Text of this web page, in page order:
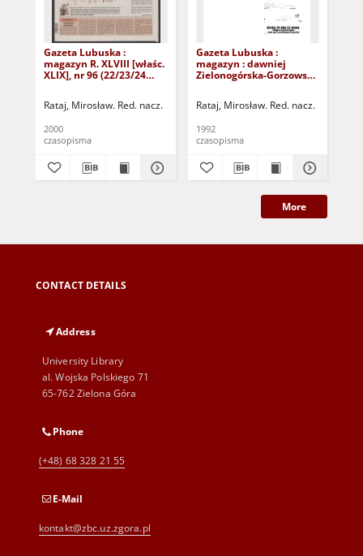
Gazeta Lubuska :
magazyn R. XLVIII [właśc.
XLIX], nr 96 (22/23/24
Rataj, Mirosław. Red. nacz.
2000
czasopisma
Gazeta Lubuska :
magazyn : dawniej
Zielonogórska-Gorzowska
1992). - Wyd. 1
Rataj, Mirosław. Red. nacz.
1992
czasopisma
More
CONTACT DETAILS
Address
University Library
al. Wojska Polskiego 71
65-762 Zielona Góra
Phone
(+48) 68 328 21 55
E-Mail
kontakt@zbc.uz.zgora.pl